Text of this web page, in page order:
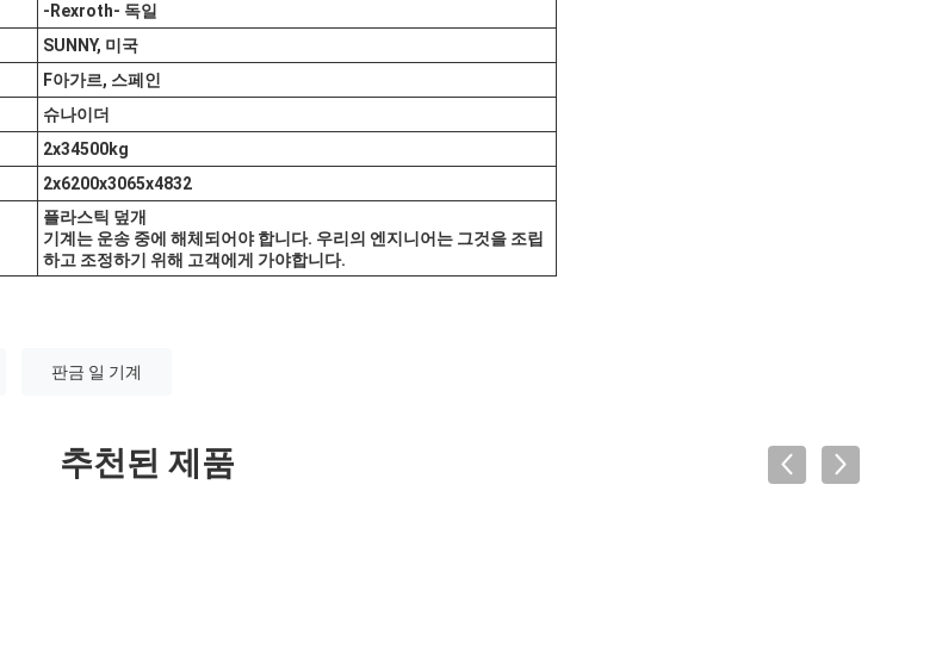
-Rexroth- 독일
SUNNY, 미국
F아가르, 스페인
슈나이더
2x34500kg
2x6200x3065x4832
플라스틱 덮개
기계는 운송 중에 해체되어야 합니다. 우리의 엔지니어는 그것을 조립
하고 조정하기 위해 고객에게 가야합니다.
판금 일 기계
추천된 제품